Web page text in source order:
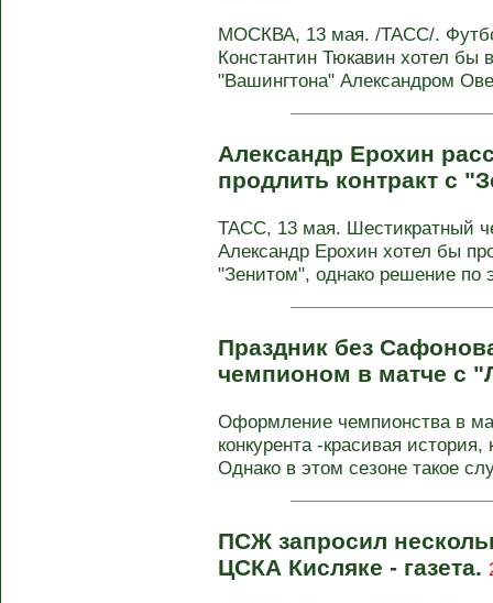
МОСКВА, 13 мая. /ТАСС/.
Константин Тюкавин хотел бы
"Вашингтона" Александром
Александр Ерохин
продлить контракт с
ТАСС, 13 мая. Шестикратный
Александр Ерохин хотел бы
"Зенитом", однако решение по
Праздник без
чемпионом в матче с
Оформление чемпионства в
конкурента -красивая история,
Однако в этом сезоне такое
ПСЖ запросил
ЦСКА Кисляке - газета.